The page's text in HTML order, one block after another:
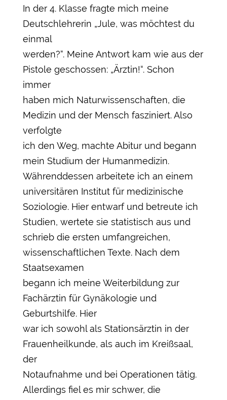
In der 4. Klasse fragte mich meine
Deutschlehrerin „Jule, was möchtest du
einmal
werden?“. Meine Antwort kam wie aus der
Pistole geschossen: „Ärztin!“. Schon
immer
haben mich Naturwissenschaften, die
Medizin und der Mensch fasziniert. Also
verfolgte
ich den Weg, machte Abitur und begann
mein Studium der Humanmedizin.
Währenddessen arbeitete ich an einem
universitären Institut für medizinische
Soziologie. Hier entwarf und betreute ich
Studien, wertete sie statistisch aus und
schrieb die ersten umfangreichen,
wissenschaftlichen Texte. Nach dem
Staatsexamen
begann ich meine Weiterbildung zur
Fachärztin für Gynäkologie und
Geburtshilfe. Hier
war ich sowohl als Stationsärztin in der
Frauenheilkunde, als auch im Kreißsaal,
der
Notaufnahme und bei Operationen tätig.
Allerdings fiel es mir schwer, die